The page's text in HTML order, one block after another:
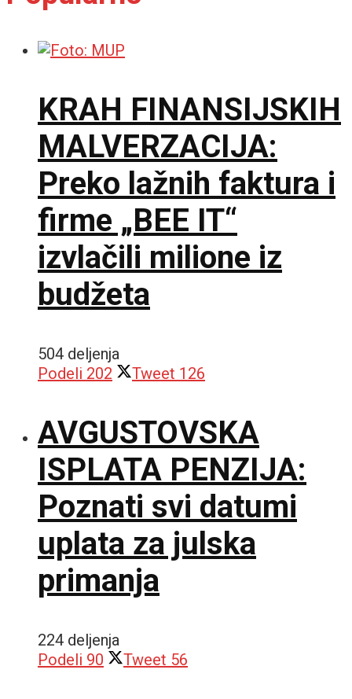
KRAH FINANSIJSKIH
MALVERZACIJA:
Preko lažnih faktura i
firme „BEE IT“
izvlačili milione iz
budžeta
504 deljenja
Podeli 202 Tweet 126
AVGUSTOVSKA
ISPLATA PENZIJA:
Poznati svi datumi
uplata za julska
primanja
224 deljenja
Podeli 90 Tweet 56